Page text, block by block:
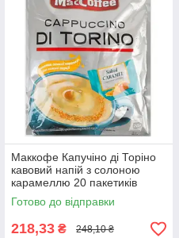
Маккофе Капучіно ді Торіно
кавовий напій з солоною
карамеллю 20 пакетиків
Готово до відправки
218,33 ₴ 248,10 ₴